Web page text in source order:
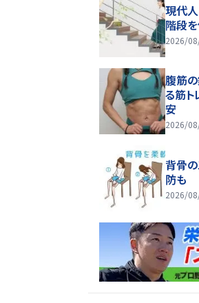
現代
階段を
2026/
腹筋
る筋ト
安
2026/
背骨の
防も
2026/